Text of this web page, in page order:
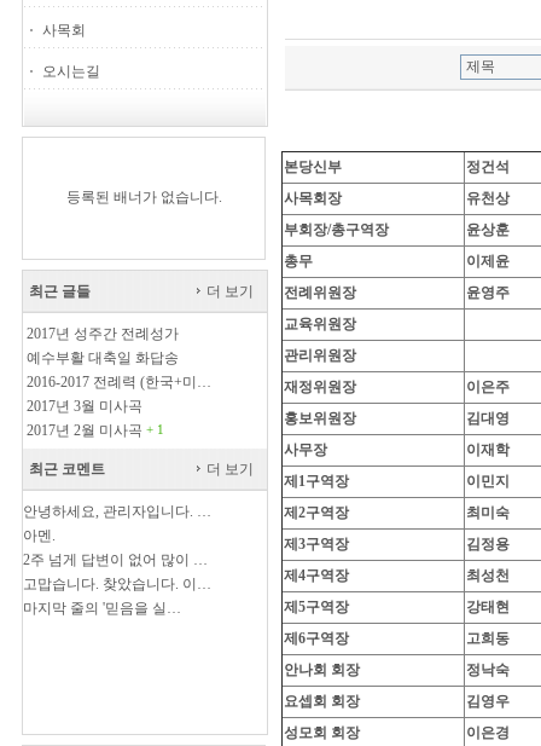
사목회
오시는길
등록된 배너가 없습니다.
최근 글들 더 보기
2017년 성주간 전례성가
예수부활 대축일 화답송
2016-2017 전례력 (한국+미…
2017년 3월 미사곡
2017년 2월 미사곡 + 1
최근 코멘트 더 보기
안녕하세요, 관리자입니다. …
아멘.
2주 넘게 답변이 없어 많이 …
고맙습니다. 찾았습니다. 이…
마지막 줄의 '믿음을 실…
본당신부
정건석
사목회장
유천상
부회장/총구역장
윤상훈
총무
이제윤
전례위원장
윤영주
교육위원장
관리위원장
재정위원장
이은주
홍보위원장
김대영
사무장
이재학
제1구역장
이민지
제2구역장
최미숙
제3구역장
김정용
제4구역장
최성천
제5구역장
강태현
제6구역장
고희동
안나회 회장
정낙숙
요셉회 회장
김영우
성모회 회장
이은경